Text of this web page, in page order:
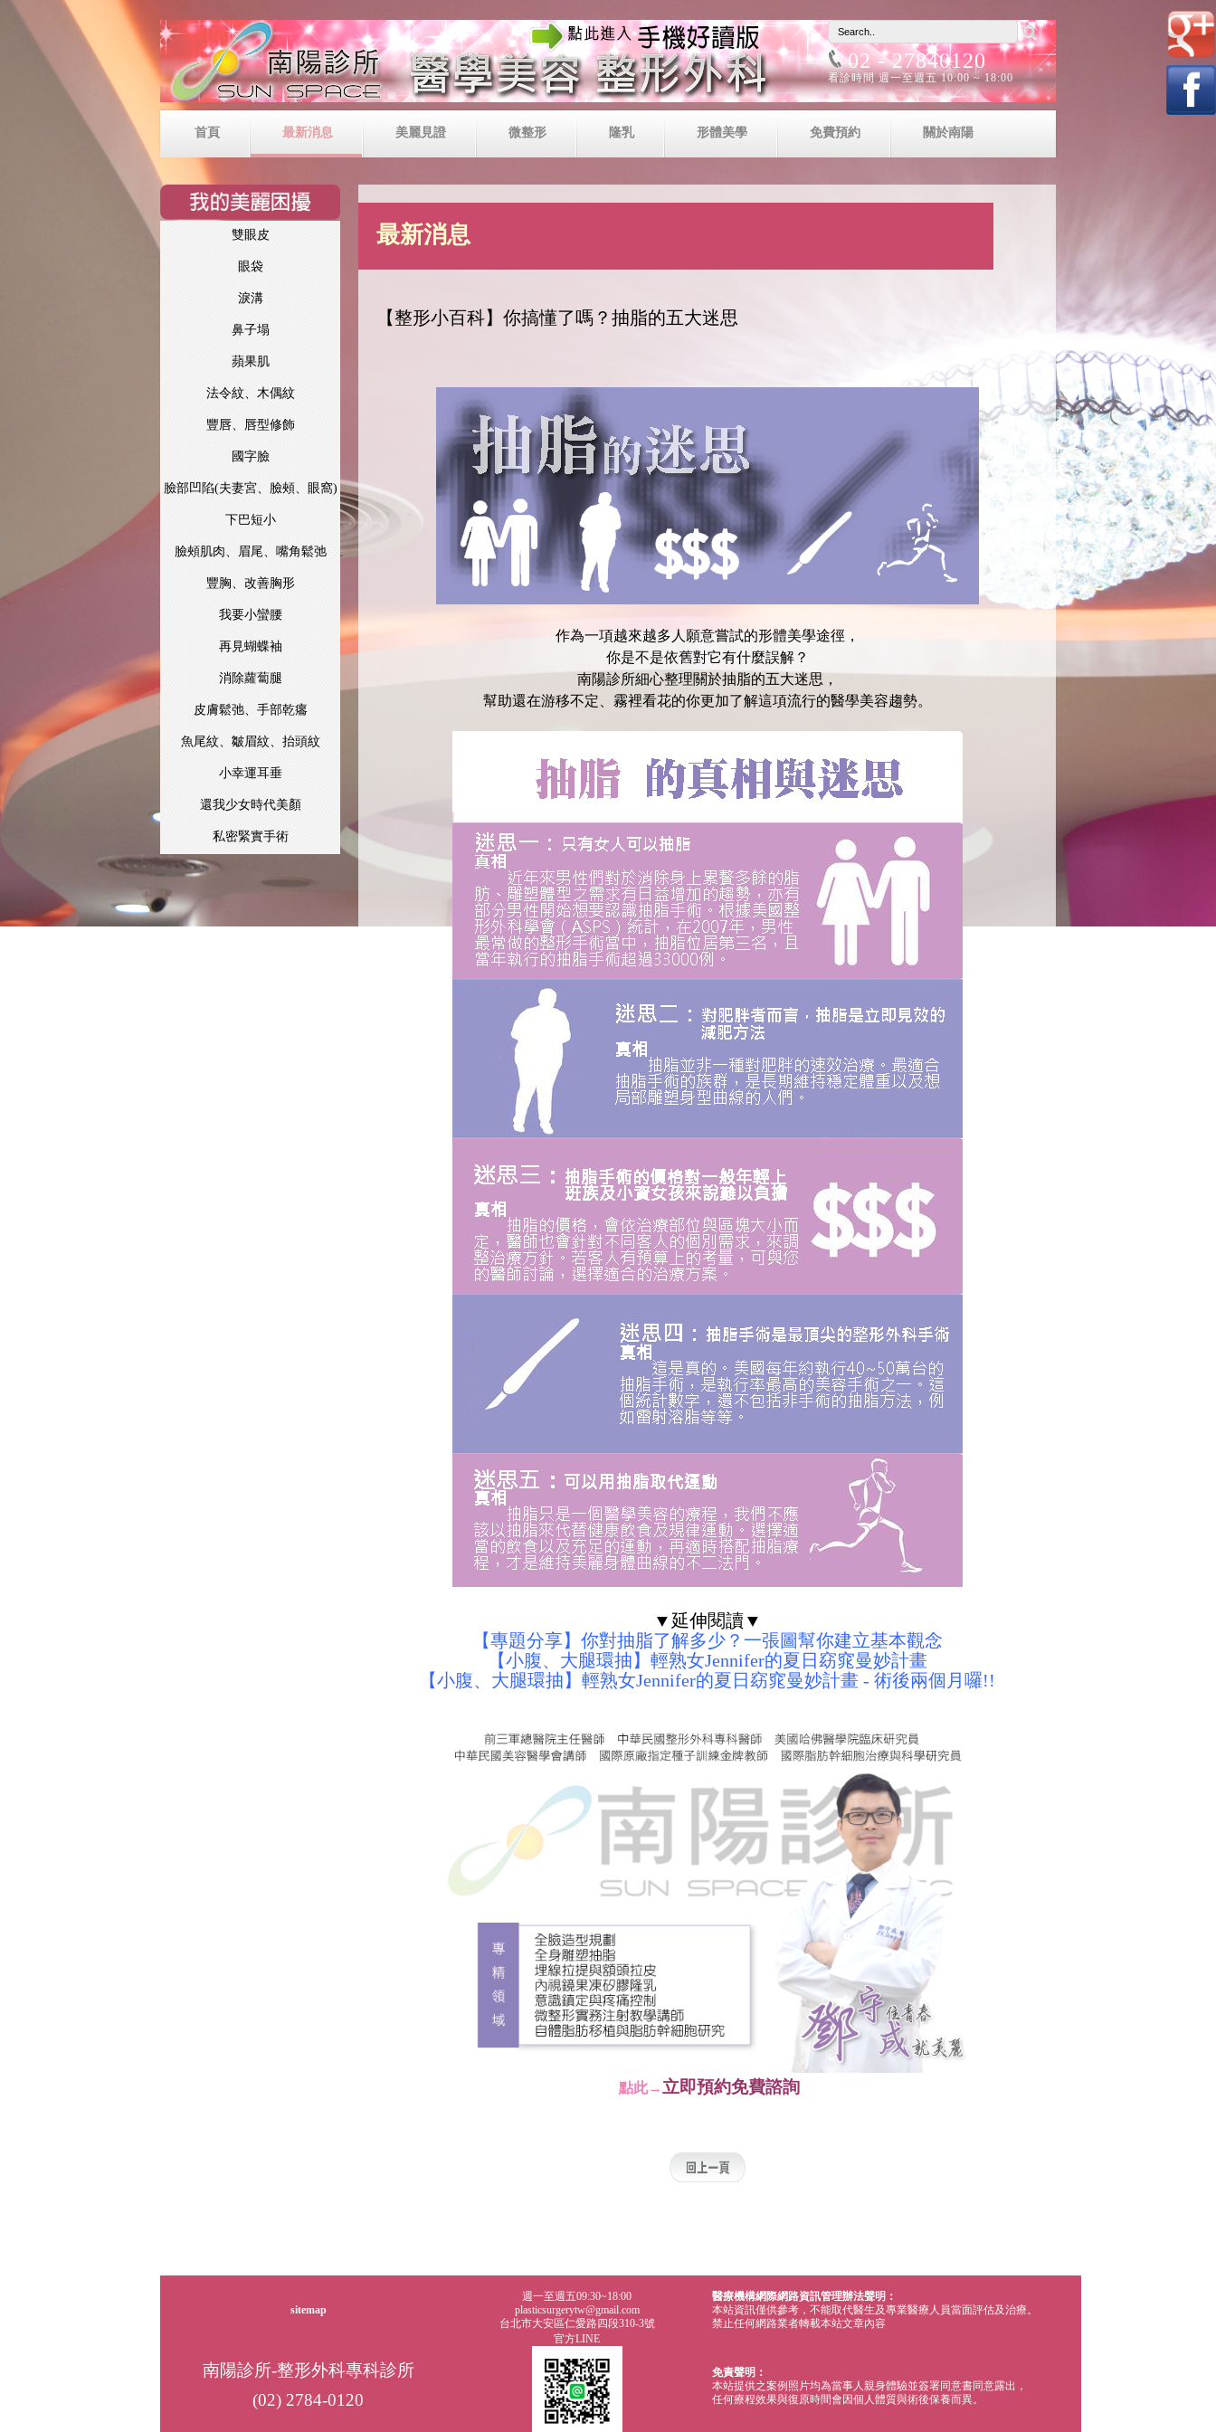
02 - 27840120
看診時間 週一至週五 10:00 ~ 18:00
首頁 最新消息 美麗見證 微整形 隆乳 形體美學 免費預約 關於南陽
雙眼皮
眼袋
淚溝
鼻子塌
蘋果肌
法令紋、木偶紋
豐唇、唇型修飾
國字臉
臉部凹陷(夫妻宮、臉頰、眼窩)
下巴短小
臉頰肌肉、眉尾、嘴角鬆弛
豐胸、改善胸形
我要小蠻腰
再見蝴蝶袖
消除蘿蔔腿
皮膚鬆弛、手部乾癟
魚尾紋、皺眉紋、抬頭紋
小幸運耳垂
還我少女時代美顏
私密緊實手術
最新消息
【整形小百科】你搞懂了嗎？抽脂的五大迷思
作為一項越來越多人願意嘗試的形體美學途徑，
你是不是依舊對它有什麼誤解？
南陽診所細心整理關於抽脂的五大迷思，
幫助還在游移不定、霧裡看花的你更加了解這項流行的醫學美容趨勢。
▼延伸閱讀▼
【專題分享】你對抽脂了解多少？一張圖幫你建立基本觀念
【小腹、大腿環抽】輕熟女Jennifer的夏日窈窕曼妙計畫
【小腹、大腿環抽】輕熟女Jennifer的夏日窈窕曼妙計畫 - 術後兩個月囉!!
點此→ 立即預約免費諮詢
sitemap
週一至週五09:30~18:00
plasticsurgerytw@gmail.com
台北市大安區仁愛路四段310-3號
醫療機構網際網路資訊管理辦法聲明：
本站資訊僅供參考，不能取代醫生及專業醫療人員當面評估及治療。
禁止任何網路業者轉載本站文章內容
南陽診所-整形外科專科診所
(02) 2784-0120
官方LINE
免責聲明：
本站提供之案例照片均為當事人親身體驗並簽署同意書同意露出，
任何療程效果與復原時間會因個人體質與術後保養而異。